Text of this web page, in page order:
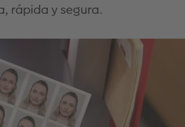
rápida y segura.